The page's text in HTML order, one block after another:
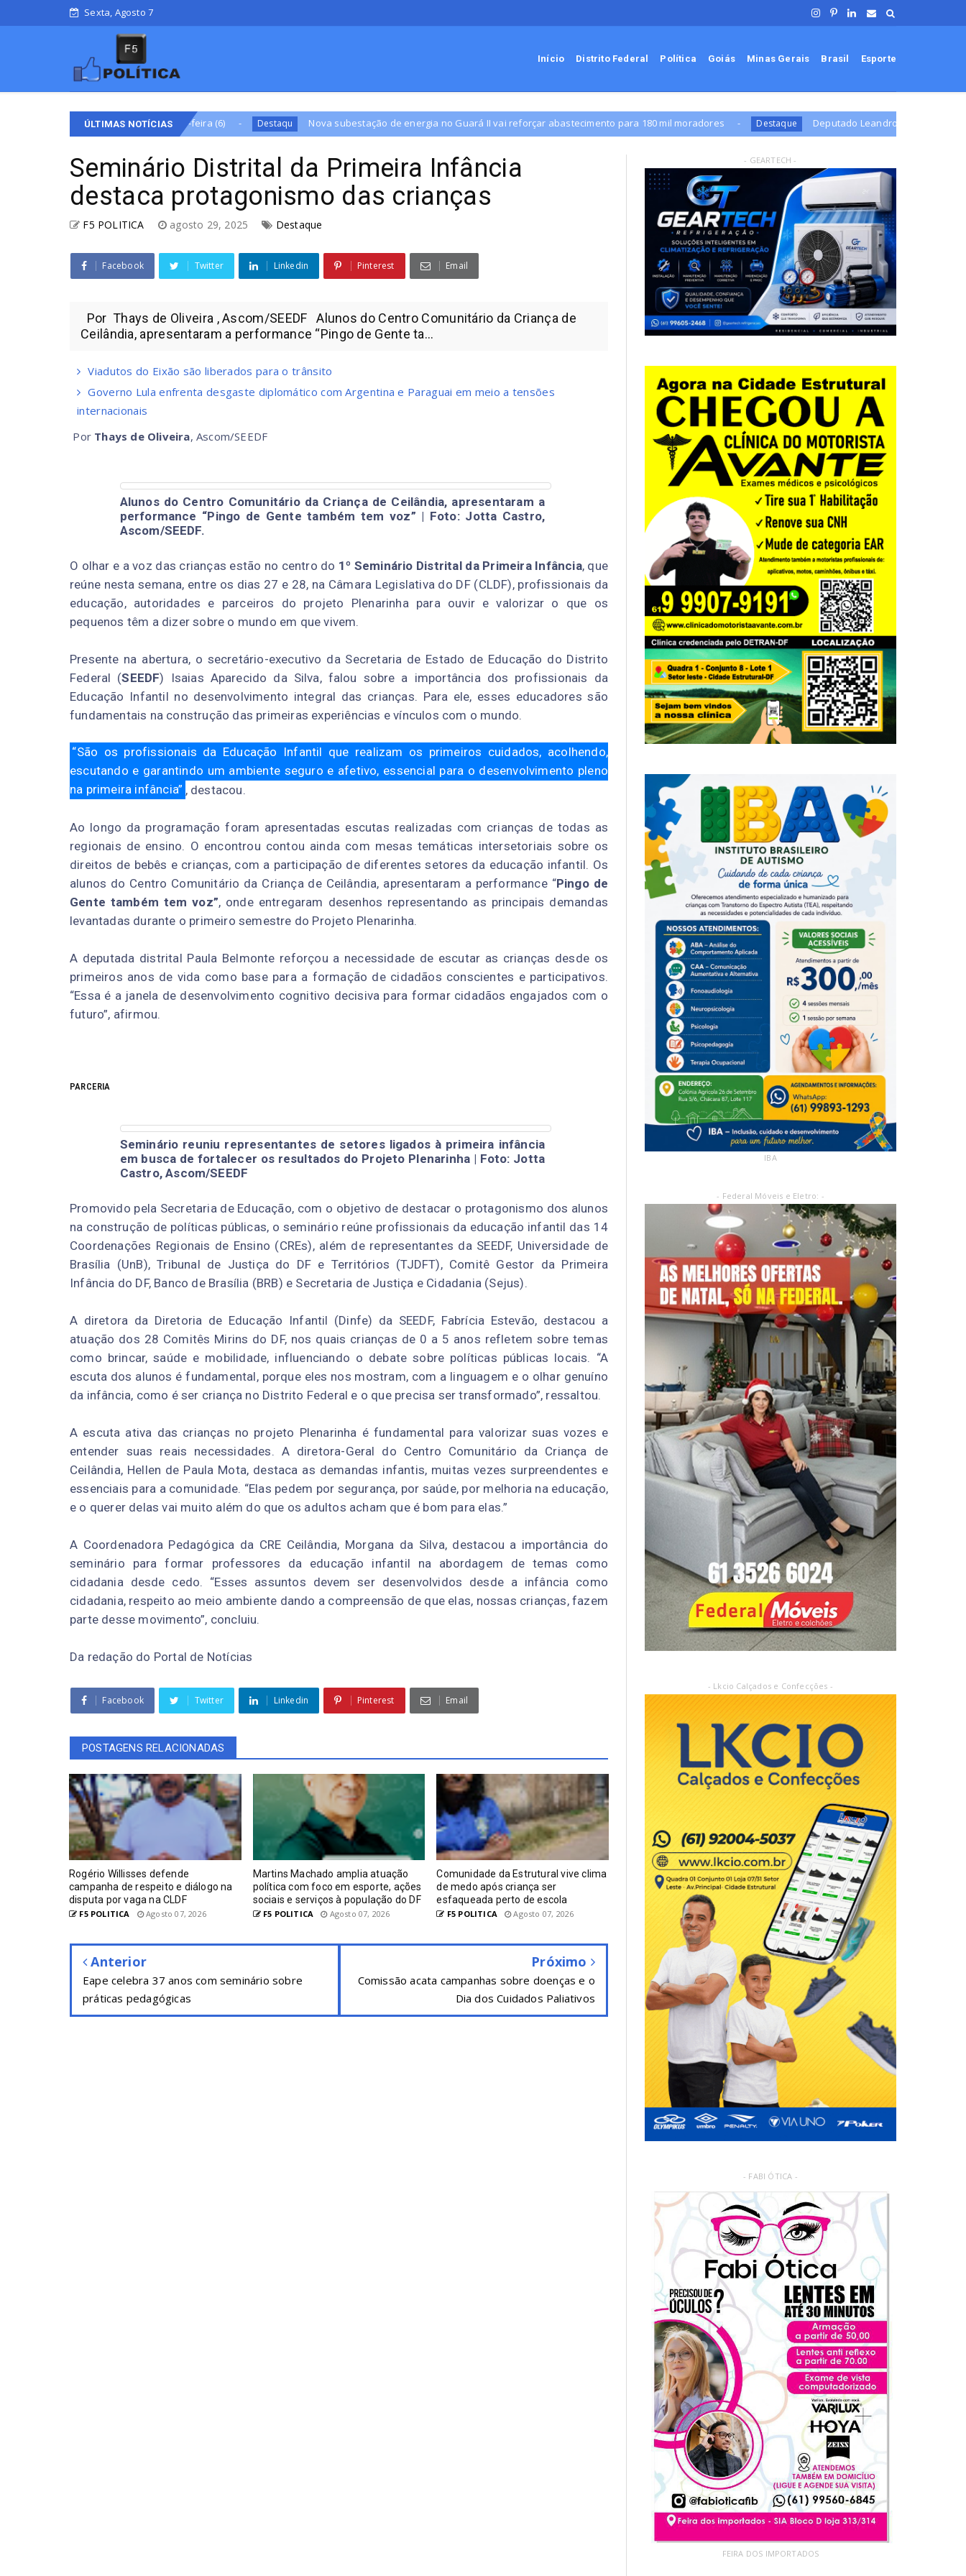
Sexta, Agosto 7
Início Distrito Federal Política Goiás Minas Gerais Brasil Esporte
ÚLTIMAS NOTÍCIAS
nesta quinta-feira (6) Destaqu Nova subestação de energia no Guará II vai reforçar abastecimento para 180 mil moradores Destaque Deputado Leandro de Jesus pede ao STF que PGR
Seminário Distrital da Primeira Infância
destaca protagonismo das crianças
F5 POLITICA agosto 29, 2025 Destaque
Facebook Twitter Linkedin Pinterest Email
Por Thays de Oliveira , Ascom/SEEDF Alunos do Centro Comunitário da Criança de
Ceilândia, apresentaram a performance “Pingo de Gente ta...
Viadutos do Eixão são liberados para o trânsito
Governo Lula enfrenta desgaste diplomático com Argentina e Paraguai em meio a tensões
internacionais
Por Thays de Oliveira, Ascom/SEEDF
Alunos do Centro Comunitário da Criança de Ceilândia, apresentaram a
performance “Pingo de Gente também tem voz” | Foto: Jotta Castro,
Ascom/SEEDF.
O olhar e a voz das crianças estão no centro do 1º Seminário Distrital da Primeira Infância, que
reúne nesta semana, entre os dias 27 e 28, na Câmara Legislativa do DF (CLDF), profissionais da
educação, autoridades e parceiros do projeto Plenarinha para ouvir e valorizar o que os
pequenos têm a dizer sobre o mundo em que vivem.
Presente na abertura, o secretário-executivo da Secretaria de Estado de Educação do Distrito
Federal (SEEDF) Isaias Aparecido da Silva, falou sobre a importância dos profissionais da
Educação Infantil no desenvolvimento integral das crianças. Para ele, esses educadores são
fundamentais na construção das primeiras experiências e vínculos com o mundo.
“São os profissionais da Educação Infantil que realizam os primeiros cuidados, acolhendo,
escutando e garantindo um ambiente seguro e afetivo, essencial para o desenvolvimento pleno
na primeira infância” , destacou.
Ao longo da programação foram apresentadas escutas realizadas com crianças de todas as
regionais de ensino. O encontrou contou ainda com mesas temáticas intersetoriais sobre os
direitos de bebês e crianças, com a participação de diferentes setores da educação infantil. Os
alunos do Centro Comunitário da Criança de Ceilândia, apresentaram a performance “Pingo de
Gente também tem voz”, onde entregaram desenhos representando as principais demandas
levantadas durante o primeiro semestre do Projeto Plenarinha.
A deputada distrital Paula Belmonte reforçou a necessidade de escutar as crianças desde os
primeiros anos de vida como base para a formação de cidadãos conscientes e participativos.
“Essa é a janela de desenvolvimento cognitivo decisiva para formar cidadãos engajados com o
futuro”, afirmou.
PARCERIA
Seminário reuniu representantes de setores ligados à primeira infância
em busca de fortalecer os resultados do Projeto Plenarinha | Foto: Jotta
Castro, Ascom/SEEDF
Promovido pela Secretaria de Educação, com o objetivo de destacar o protagonismo dos alunos
na construção de políticas públicas, o seminário reúne profissionais da educação infantil das 14
Coordenações Regionais de Ensino (CREs), além de representantes da SEEDF, Universidade de
Brasília (UnB), Tribunal de Justiça do DF e Territórios (TJDFT), Comitê Gestor da Primeira
Infância do DF, Banco de Brasília (BRB) e Secretaria de Justiça e Cidadania (Sejus).
A diretora da Diretoria de Educação Infantil (Dinfe) da SEEDF, Fabrícia Estevão, destacou a
atuação dos 28 Comitês Mirins do DF, nos quais crianças de 0 a 5 anos refletem sobre temas
como brincar, saúde e mobilidade, influenciando o debate sobre políticas públicas locais. “A
escuta dos alunos é fundamental, porque eles nos mostram, com a linguagem e o olhar genuíno
da infância, como é ser criança no Distrito Federal e o que precisa ser transformado”, ressaltou.
A escuta ativa das crianças no projeto Plenarinha é fundamental para valorizar suas vozes e
entender suas reais necessidades. A diretora-Geral do Centro Comunitário da Criança de
Ceilândia, Hellen de Paula Mota, destaca as demandas infantis, muitas vezes surpreendentes e
essenciais para a comunidade. “Elas pedem por segurança, por saúde, por melhoria na educação,
e o querer delas vai muito além do que os adultos acham que é bom para elas.”
A Coordenadora Pedagógica da CRE Ceilândia, Morgana da Silva, destacou a importância do
seminário para formar professores da educação infantil na abordagem de temas como
cidadania desde cedo. “Esses assuntos devem ser desenvolvidos desde a infância como
cidadania, respeito ao meio ambiente dando a compreensão de que elas, nossas crianças, fazem
parte desse movimento”, concluiu.
Da redação do Portal de Notícias
Facebook Twitter Linkedin Pinterest Email
POSTAGENS RELACIONADAS
Rogério Willisses defende
campanha de respeito e diálogo na
disputa por vaga na CLDF
F5 POLITICA Agosto 07, 2026
Martins Machado amplia atuação
política com foco em esporte, ações
sociais e serviços à população do DF
F5 POLITICA Agosto 07, 2026
Comunidade da Estrutural vive clima
de medo após criança ser
esfaqueada perto de escola
F5 POLITICA Agosto 07, 2026
Anterior
Eape celebra 37 anos com seminário sobre
práticas pedagógicas
Próximo
Comissão acata campanhas sobre doenças e o
Dia dos Cuidados Paliativos
- GEARTECH -
IBA
- Federal Móveis e Eletro: -
- Lkcio Calçados e Confecções -
- FABI ÓTICA -
FEIRA DOS IMPORTADOS